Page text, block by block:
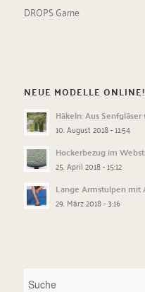
DROPS Garne
NEUE MODELLE ONLINE!
Häkeln: Aus
10. August 2018 - 11:54
Hockerbezug im
25. April 2018 - 15:12
Lange Armstulpen mit
29. März 2018 - 3:16